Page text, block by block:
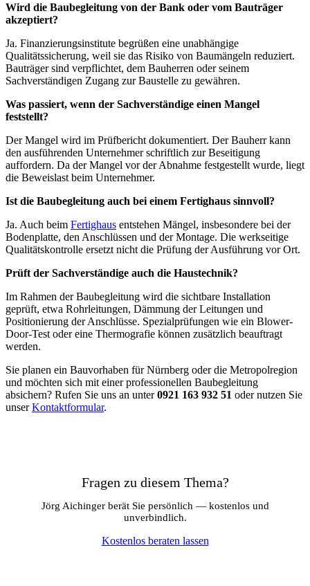
Wird die Baubegleitung von der Bank oder vom Bauträger
akzeptiert?
Ja. Finanzierungsinstitute begrüßen eine unabhängige
Qualitätssicherung, weil sie das Risiko von Baumängeln reduziert.
Bauträger sind verpflichtet, dem Bauherren oder seinem
Sachverständigen Zugang zur Baustelle zu gewähren.
Was passiert, wenn der Sachverständige einen Mangel
feststellt?
Der Mangel wird im Prüfbericht dokumentiert. Der Bauherr kann
den ausführenden Unternehmer schriftlich zur Beseitigung
auffordern. Da der Mangel vor der Abnahme festgestellt wurde, liegt
die Beweislast beim Unternehmer.
Ist die Baubegleitung auch bei einem Fertighaus sinnvoll?
Ja. Auch beim Fertighaus entstehen Mängel, insbesondere bei der
Bodenplatte, den Anschlüssen und der Montage. Die werkseitige
Qualitätskontrolle ersetzt nicht die Prüfung der Ausführung vor Ort.
Prüft der Sachverständige auch die Haustechnik?
Im Rahmen der Baubegleitung wird die sichtbare Installation
geprüft, etwa Rohrleitungen, Dämmung der Leitungen und
Positionierung der Anschlüsse. Spezialprüfungen wie ein Blower-
Door-Test oder eine Thermografie können zusätzlich beauftragt
werden.
Sie planen ein Bauvorhaben für Nürnberg oder die Metropolregion
und möchten sich mit einer professionellen Baubegleitung
absichern? Rufen Sie uns an unter0921 163 932 51 oder nutzen Sie
unserKontaktformular.
Fragen zu diesem Thema?
Jörg Aichinger berät Sie persönlich — kostenlos und
unverbindlich.
Kostenlos beraten lassen